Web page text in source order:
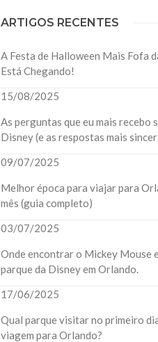
ARTIGOS RECENTES
A Festa de Halloween Mais Fofa
Está Chegando!
15/08/2025
As perguntas que eu mais recebo
Disney (e as respostas mais
09/07/2025
Melhor época para viajar para
mês (guia completo)
03/07/2025
Onde encontrar o Mickey Mouse
parque da Disney em Orlando.
17/06/2025
Qual parque visitar no primeiro
viagem para Orlando?